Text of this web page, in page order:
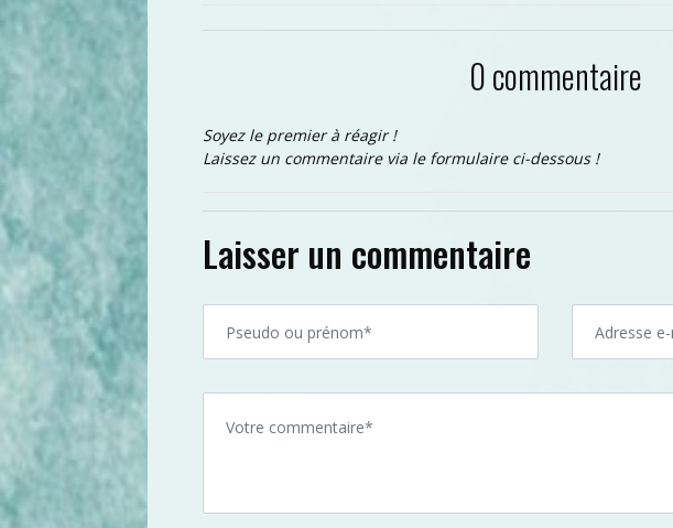
0 commentaire
Soyez le premier à réagir !
Laissez un commentaire via le formulaire ci-dessous !
Laisser un commentaire